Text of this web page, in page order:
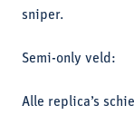
sniper.
Semi-only veld:
Alle replica’s